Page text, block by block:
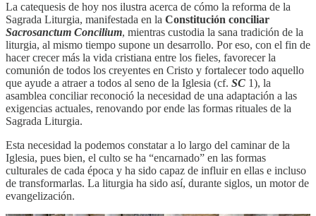
La catequesis de hoy nos ilustra acerca de cómo la reforma de la
Sagrada Liturgia, manifestada en la Constitución conciliar
Sacrosanctum Concilium, mientras custodia la sana tradición de la
liturgia, al mismo tiempo supone un desarrollo. Por eso, con el fin de
hacer crecer más la vida cristiana entre los fieles, favorecer la
comunión de todos los creyentes en Cristo y fortalecer todo aquello
que ayude a atraer a todos al seno de la Iglesia (cf. SC 1), la
asamblea conciliar reconoció la necesidad de una adaptación a las
exigencias actuales, renovando por ende las formas rituales de la
Sagrada Liturgia.
Esta necesidad la podemos constatar a lo largo del caminar de la
Iglesia, pues bien, el culto se ha “encarnado” en las formas
culturales de cada época y ha sido capaz de influir en ellas e incluso
de transformarlas. La liturgia ha sido así, durante siglos, un motor de
evangelización.